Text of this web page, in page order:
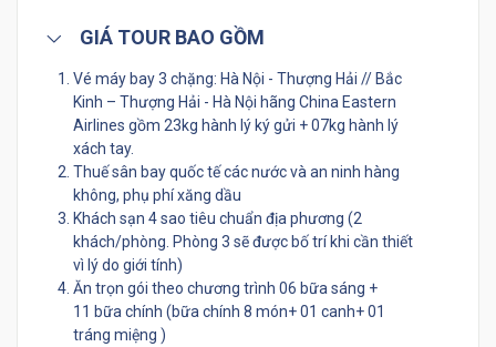
GIÁ TOUR BAO GỒM
Vé máy bay 3 chặng: Hà Nội - Thượng Hải // Bắc
Kinh – Thượng Hải - Hà Nội hãng China Eastern
Airlines gồm 23kg hành lý ký gửi + 07kg hành lý
xách tay.
Thuế sân bay quốc tế các nước và an ninh hàng
không, phụ phí xăng dầu
Khách sạn 4 sao tiêu chuẩn địa phương (2
khách/phòng. Phòng 3 sẽ được bố trí khi cần thiết
vì lý do giới tính)
Ăn trọn gói theo chương trình 06 bữa sáng +
11 bữa chính (bữa chính 8 món+ 01 canh+ 01
tráng miệng )